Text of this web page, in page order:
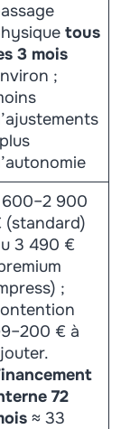
tous
3 mois
;
600–2 900
(standard)
3 490 €
;
€ à
72
≈ 33